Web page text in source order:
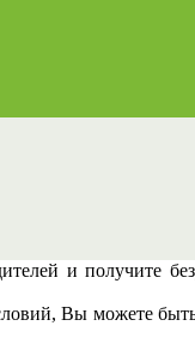
и получите
Вы можете